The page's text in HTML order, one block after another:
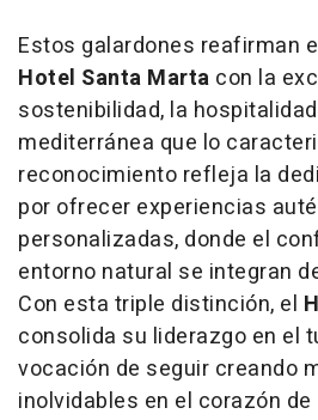
Estos galardones reafirman
Hotel Santa Marta con la
sostenibilidad, la
mediterránea que lo
reconocimiento refleja la
por ofrecer experiencias
personalizadas, donde el
entorno natural se integran
Con esta triple distinción, el
consolida su liderazgo en el
vocación de seguir creando
inolvidables en el corazón de